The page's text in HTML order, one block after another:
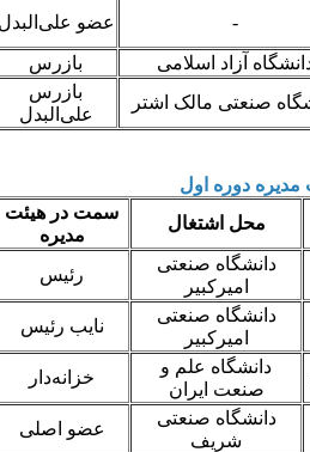
عضو علی‌البدل
آزاد اسلامی
بازرس
صنعتی مالک اشتر
بازرس
علی‌البدل
دوره اول
محل اشتغال
سمت در هیئت
مدیره
دانشگاه صنعتی
امیرکبیر
رئیس
دانشگاه صنعتی
امیرکبیر
نایب رئیس
دانشگاه علم و
صنعت ایران
خزانه‌دار
دانشگاه صنعتی
شریف
عضو اصلی